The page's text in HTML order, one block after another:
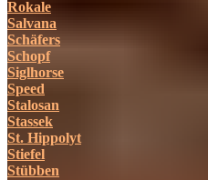
Rokale
Salvana
Schäfers
Schopf
Siglhorse
Speed
Stalosan
Stassek
St. Hippolyt
Stiefel
Stübben